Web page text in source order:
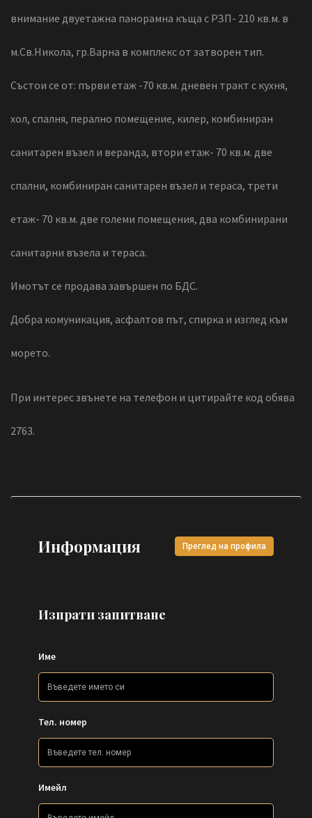
внимание двуетажна панорамна къща с РЗП- 210 кв.м. в
м.Св.Никола, гр.Варна в комплекс от затворен тип.
Състои се от: първи етаж -70 кв.м. дневен тракт с кухня,
хол, спалня, перално помещение, килер, комбиниран
санитарен възел и веранда, втори етаж- 70 кв.м. две
спални, комбиниран санитарен възел и тераса, трети
етаж- 70 кв.м. две големи помещения, два комбинирани
санитарни възела и тераса.
Имотът се продава завършен по БДС.
Добра комуникация, асфалтов път, спирка и изглед към
морето.
При интерес звънете на телефон и цитирайте код обява
2763.
Информация Преглед на профила
Изпрати запитване
Име
Тел. номер
Имейл